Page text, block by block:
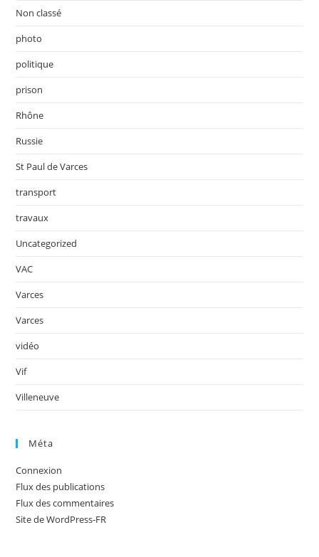
Non classé
photo
politique
prison
Rhône
Russie
St Paul de Varces
transport
travaux
Uncategorized
VAC
Varces
Varces
vidéo
Vif
Villeneuve
Méta
Connexion
Flux des publications
Flux des commentaires
Site de WordPress-FR